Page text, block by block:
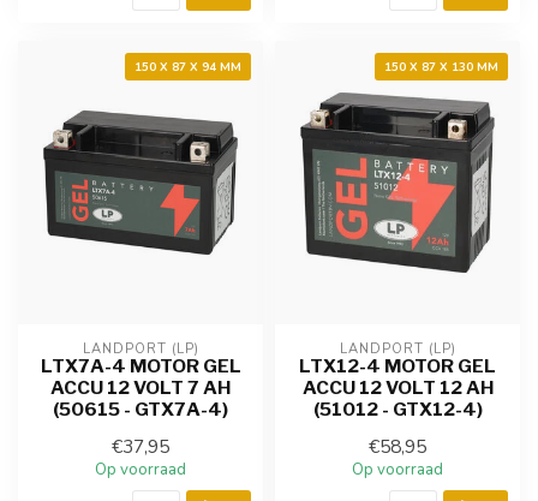
150 X 87 X 94 MM
LANDPORT (LP)
LTX7A-4 MOTOR GEL
ACCU 12 VOLT 7 AH
(50615 - GTX7A-4)
€37,95
Op voorraad
150 X 87 X 130 MM
LANDPORT (LP)
LTX12-4 MOTOR GEL
ACCU 12 VOLT 12 AH
(51012 - GTX12-4)
€58,95
Op voorraad